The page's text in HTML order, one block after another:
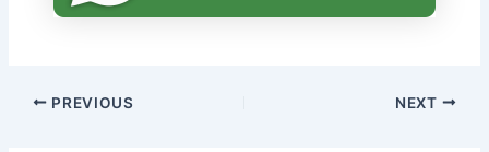
PREVIOUS NEXT